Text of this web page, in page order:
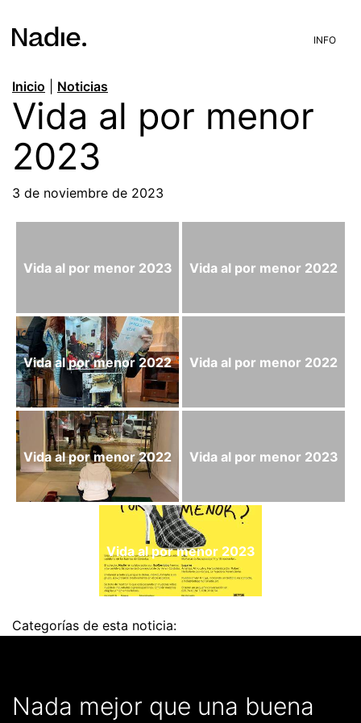
INFO
Inicio Noticias
Vida al por menor
2023
3 de noviembre de 2023
Vida al por menor 2023 Vida al por menor 2022
Vida al por menor 2022 Vida al por menor 2022
Vida al por menor 2022 Vida al por menor 2023
Vida al por menor 2023
Categorías de esta noticia:
Nada mejor que una buena